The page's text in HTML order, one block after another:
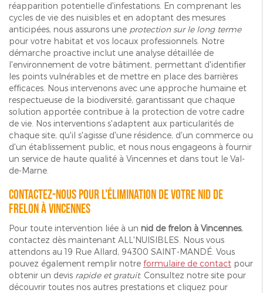
réapparition potentielle d'infestations. En comprenant les
cycles de vie des nuisibles et en adoptant des mesures
anticipées, nous assurons une protection sur le long terme
pour votre habitat et vos locaux professionnels. Notre
démarche proactive inclut une analyse détaillée de
l'environnement de votre bâtiment, permettant d'identifier
les points vulnérables et de mettre en place des barrières
efficaces. Nous intervenons avec une approche humaine et
respectueuse de la biodiversité, garantissant que chaque
solution apportée contribue à la protection de votre cadre
de vie. Nos interventions s'adaptent aux particularités de
chaque site, qu'il s'agisse d'une résidence, d'un commerce ou
d'un établissement public, et nous nous engageons à fournir
un service de haute qualité à Vincennes et dans tout le Val-
de-Marne.
Contactez-nous pour l'élimination de votre nid de
frelon à Vincennes
Pour toute intervention liée à un nid de frelon à Vincennes,
contactez dès maintenant ALL'NUISIBLES. Nous vous
attendons au 19 Rue Allard, 94300 SAINT-MANDÉ. Vous
pouvez également remplir notre formulaire de contact pour
obtenir un devis rapide et gratuit. Consultez notre site pour
découvrir toutes nos autres prestations et cliquez pour